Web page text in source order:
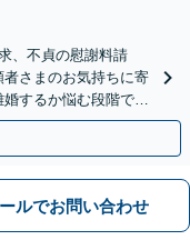
、不貞の慰謝料請
さまのお気持ちに寄
するか悩む段階でも
ルでお問い合わせ